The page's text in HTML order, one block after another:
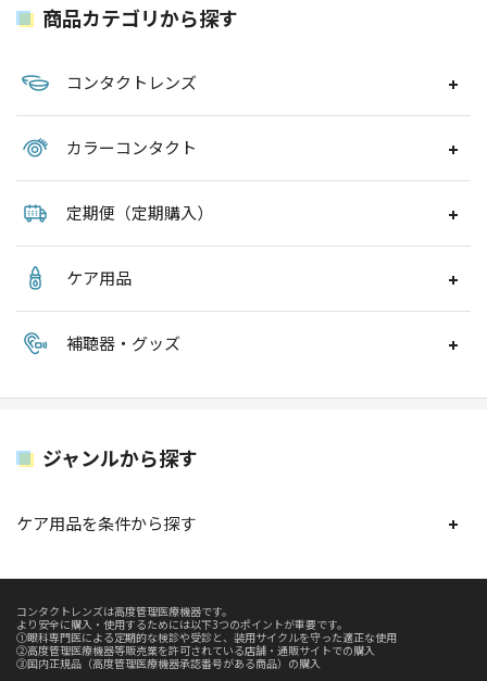
商品カテゴリから探す
コンタクトレンズ
カラーコンタクト
定期便（定期購入）
ケア用品
補聴器・グッズ
ジャンルから探す
ケア用品を条件から探す
コンタクトレンズは高度管理医療機器です。
より安全に購入・使用するためには以下3つのポイントが重要です。
①眼科専門医による定期的な検診や受診と、装用サイクルを守った適正な使用
②高度管理医療機器等販売業を許可されている店舗・通販サイトでの購入
③国内正規品（高度管理医療機器承認番号がある商品）の購入